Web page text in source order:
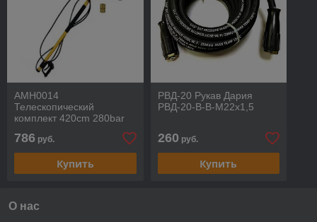
AMH0014
Телескопический
комплект 420сm 280bar
786 руб.
Купить
РВД-20 Рукав Дария
РВД-20-В-В-М22х1,5
260 руб.
Купить
О нас